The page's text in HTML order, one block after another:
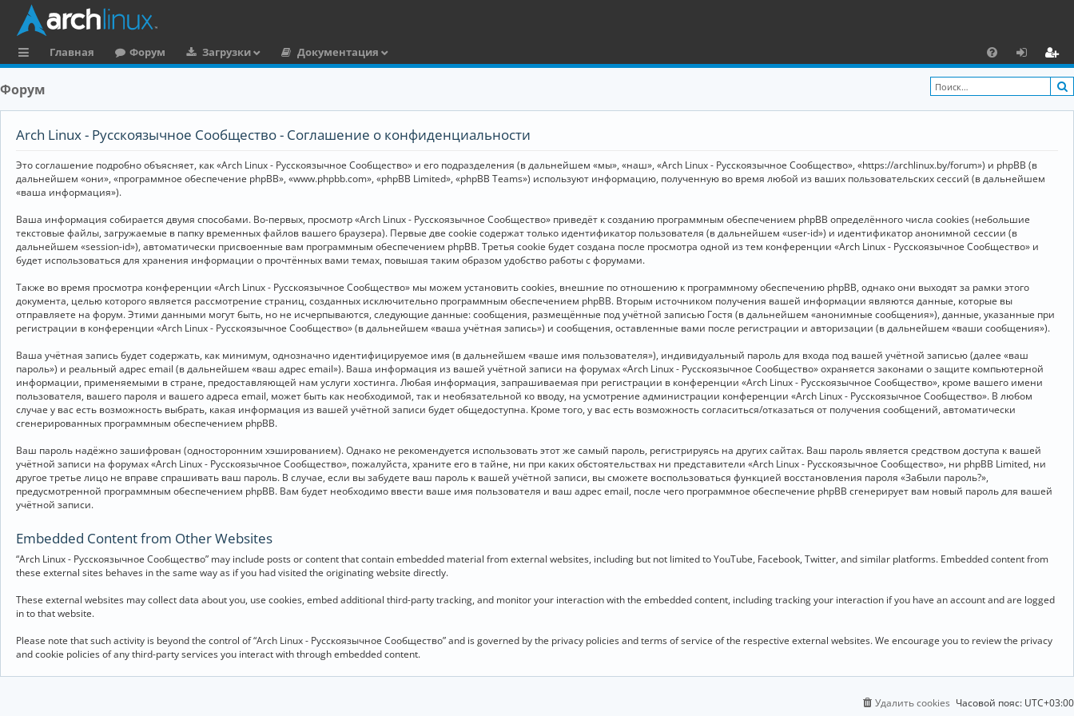
ы
и
Главная Форум Загрузки
Документация
F
A
х
о
ег
и
Форум
Arch Linux - Русскоязычное Сообщество - Соглашение о конфиденциальности
Это соглашение подробно объясняет, как «Arch Linux - Русскоязычное Сообщество» и его подразделения (в дальнейшем «мы», «наш», «Arch Linux - Русскоязычное Сообщество», «https://archlinux.by/forum») и phpBB (в
дальнейшем «они», «программное обеспечение phpBB», «www.phpbb.com», «phpBB Limited», «phpBB Teams») используют информацию, полученную во время любой из ваших пользовательских сессий (в дальнейшем
«ваша информация»).
Ваша информация собирается двумя способами. Во-первых, просмотр «Arch Linux - Русскоязычное Сообщество» приведёт к созданию программным обеспечением phpBB определённого числа cookies (небольшие
текстовые файлы, загружаемые в папку временных файлов вашего браузера). Первые две cookie содержат только идентификатор пользователя (в дальнейшем «user-id») и идентификатор анонимной сессии (в
дальнейшем «session-id»), автоматически присвоенные вам программным обеспечением phpBB. Третья cookie будет создана после просмотра одной из тем конференции «Arch Linux - Русскоязычное Сообщество» и
будет использоваться для хранения информации о прочтённых вами темах, повышая таким образом удобство работы с форумами.
Также во время просмотра конференции «Arch Linux - Русскоязычное Сообщество» мы можем установить cookies, внешние по отношению к программному обеспечению phpBB, однако они выходят за рамки этого
документа, целью которого является рассмотрение страниц, созданных исключительно программным обеспечением phpBB. Вторым источником получения вашей информации являются данные, которые вы
отправляете на форум. Этими данными могут быть, но не исчерпываются, следующие данные: сообщения, размещённые под учётной записью Гостя (в дальнейшем «анонимные сообщения»), данные, указанные при
регистрации в конференции «Arch Linux - Русскоязычное Сообщество» (в дальнейшем «ваша учётная запись») и сообщения, оставленные вами после регистрации и авторизации (в дальнейшем «ваши сообщения»).
Ваша учётная запись будет содержать, как минимум, однозначно идентифицируемое имя (в дальнейшем «ваше имя пользователя»), индивидуальный пароль для входа под вашей учётной записью (далее «ваш
пароль») и реальный адрес email (в дальнейшем «ваш адрес email»). Ваша информация из вашей учётной записи на форумах «Arch Linux - Русскоязычное Сообщество» охраняется законами о защите компьютерной
информации, применяемыми в стране, предоставляющей нам услуги хостинга. Любая информация, запрашиваемая при регистрации в конференции «Arch Linux - Русскоязычное Сообщество», кроме вашего имени
пользователя, вашего пароля и вашего адреса email, может быть как необходимой, так и необязательной ко вводу, на усмотрение администрации конференции «Arch Linux - Русскоязычное Сообщество». В любом
случае у вас есть возможность выбрать, какая информация из вашей учётной записи будет общедоступна. Кроме того, у вас есть возможность согласиться/отказаться от получения сообщений, автоматически
сгенерированных программным обеспечением phpBB.
Ваш пароль надёжно зашифрован (односторонним хэшированием). Однако не рекомендуется использовать этот же самый пароль, регистрируясь на других сайтах. Ваш пароль является средством доступа к вашей
учётной записи на форумах «Arch Linux - Русскоязычное Сообщество», пожалуйста, храните его в тайне, ни при каких обстоятельствах ни представители «Arch Linux - Русскоязычное Сообщество», ни phpBB Limited, ни
другое третье лицо не вправе спрашивать ваш пароль. В случае, если вы забудете ваш пароль к вашей учётной записи, вы сможете воспользоваться функцией восстановления пароля «Забыли пароль?»,
предусмотренной программным обеспечением phpBB. Вам будет необходимо ввести ваше имя пользователя и ваш адрес email, после чего программное обеспечение phpBB сгенерирует вам новый пароль для вашей
учётной записи.
Embedded Content from Other Websites
“Arch Linux - Русскоязычное Сообщество” may include posts or content that contain embedded material from external websites, including but not limited to YouTube, Facebook, Twitter, and similar platforms. Embedded content from
these external sites behaves in the same way as if you had visited the originating website directly.
These external websites may collect data about you, use cookies, embed additional third-party tracking, and monitor your interaction with the embedded content, including tracking your interaction if you have an account and are logged
in to that website.
Please note that such activity is beyond the control of “Arch Linux - Русскоязычное Сообщество” and is governed by the privacy policies and terms of service of the respective external websites. We encourage you to review the privacy
and cookie policies of any third-party services you interact with through embedded content.
Часовой пояс: UTC+03:00
Удалить cookies